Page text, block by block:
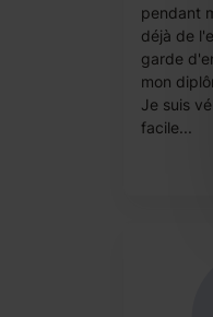
pendant
déjà de
garde
mon
Je suis
facile...